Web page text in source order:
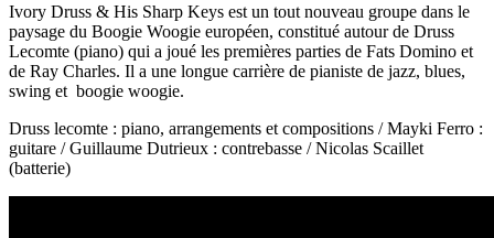
Ivory Druss & His Sharp Keys est un tout nouveau groupe dans le
paysage du Boogie Woogie européen, constitué autour de Druss
Lecomte (piano) qui a joué les premières parties de Fats Domino et
de Ray Charles. Il a une longue carrière de pianiste de jazz, blues,
swing et boogie woogie.
Druss lecomte : piano, arrangements et compositions / Mayki Ferro :
guitare / Guillaume Dutrieux : contrebasse / Nicolas Scaillet
(batterie)